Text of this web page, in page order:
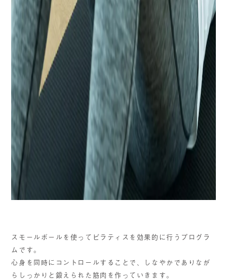
スモールボールを使ってピラティスを効果的に行うプログラ
ムです。
心身を同時にコントロールすることで、しなやかでありなが
らしっかりと鍛えられた筋肉を作っていきます。